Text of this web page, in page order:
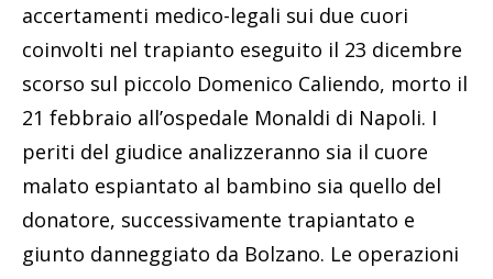
accertamenti medico-legali sui due cuori
coinvolti nel trapianto eseguito il 23 dicembre
scorso sul piccolo Domenico Caliendo, morto il
21 febbraio all’ospedale Monaldi di Napoli. I
periti del giudice analizzeranno sia il cuore
malato espiantato al bambino sia quello del
donatore, successivamente trapiantato e
giunto danneggiato da Bolzano. Le operazioni